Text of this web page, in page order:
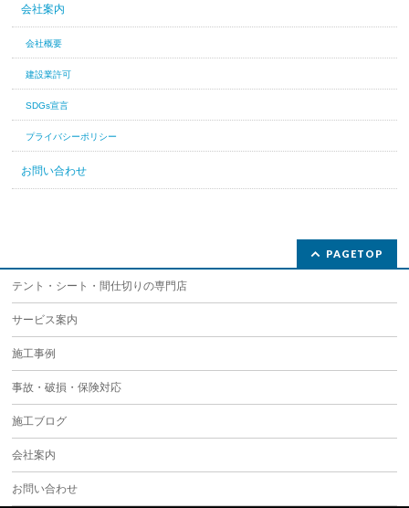
施工ブログ
会社案内
会社概要
建設業許可
SDGs宣言
テント・シート・間仕切りの専門店
サービス案内
施工事例
事故・破損・保険対応
施工ブログ